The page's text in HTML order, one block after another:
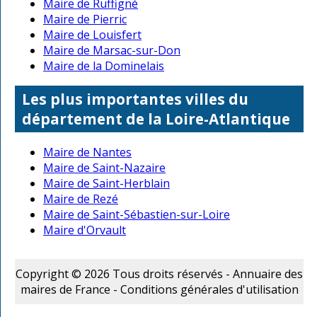
Maire de Ruffigné
Maire de Pierric
Maire de Louisfert
Maire de Marsac-sur-Don
Maire de la Dominelais
Les plus importantes villes du
département de la Loire-Atlantique
Maire de Nantes
Maire de Saint-Nazaire
Maire de Saint-Herblain
Maire de Rezé
Maire de Saint-Sébastien-sur-Loire
Maire d'Orvault
Copyright © 2026 Tous droits réservés - Annuaire des
maires de France - Conditions générales d'utilisation